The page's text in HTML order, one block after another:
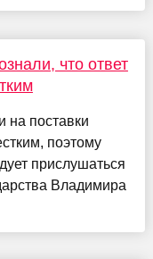
что ответ
на поставки
поэтому
прислушаться
Владимира